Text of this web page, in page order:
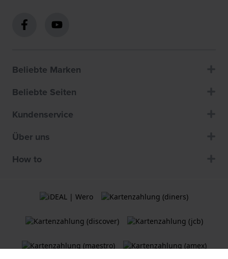
Beliebte Marken
Beliebte Seiten
Kundenservice
Über uns
How to